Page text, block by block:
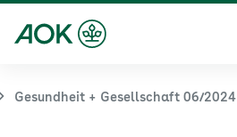
Gesundheit + Gesellschaft 06/2024